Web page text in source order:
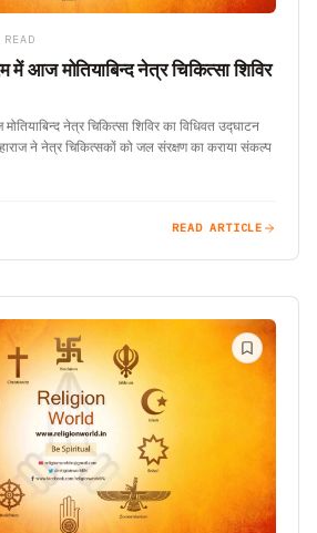
आज मोतियाबिन्द नेत्र चिकित्सा शिविर
नेत्र चिकित्सा शिविर का विधिवत उद्घाटन
ने नेत्र चिकित्सकों को जल संरक्षण का कराया संकल्प
READ ARTICLE